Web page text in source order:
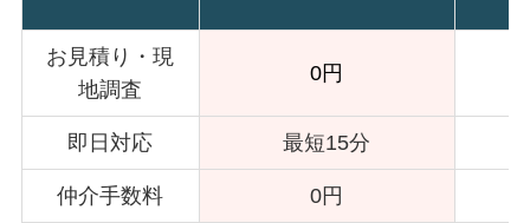
お見積り・現
地調査
0円
即日対応 最短15分
仲介手数料 0円